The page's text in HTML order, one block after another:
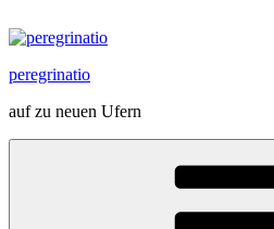
Inhalt
peregrinatio
auf zu neuen Ufern